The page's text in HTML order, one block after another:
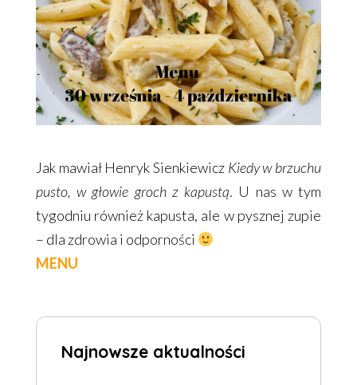
Jak mawiał Henryk Sienkiewicz Kiedy w brzuchu
pusto, w głowie groch z kapustą. U nas w tym
tygodniu również kapusta, ale w pysznej zupie
– dla zdrowia i odporności
MENU
Najnowsze aktualności